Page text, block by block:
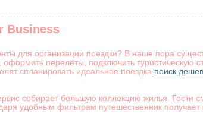
Business
для организации поездки? В наше пора
перелёты, подключить туристическую
спланировать идеальное поездка поиск
собирает большую коллекцию жилья. Гости
удобным фильтрам путешественник получает